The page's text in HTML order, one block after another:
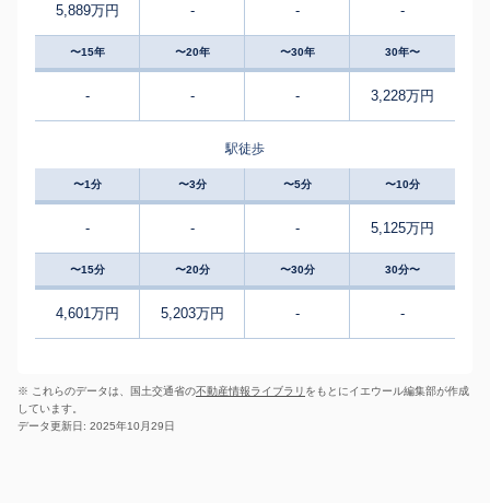
5,889万円 - - -
〜15年 〜20年 〜30年 30年〜
- - - 3,228万円
駅徒歩
〜1分 〜3分 〜5分 〜10分
- - - 5,125万円
〜15分 〜20分 〜30分 30分〜
4,601万円 5,203万円 - -
※ これらのデータは、国土交通省の不動産情報ライブラリ をもとにイエウール編集部が作成
しています。
データ更新日: 2025年10月29日